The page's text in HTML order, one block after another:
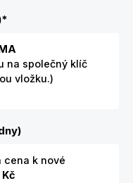
*
na společný klíč
vložku.)
cena k nové